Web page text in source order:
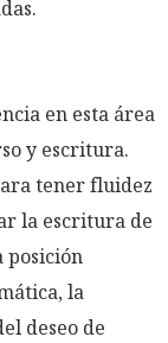
en esta área
y escritura.
tener fluidez
la escritura de
posición
la
deseo de